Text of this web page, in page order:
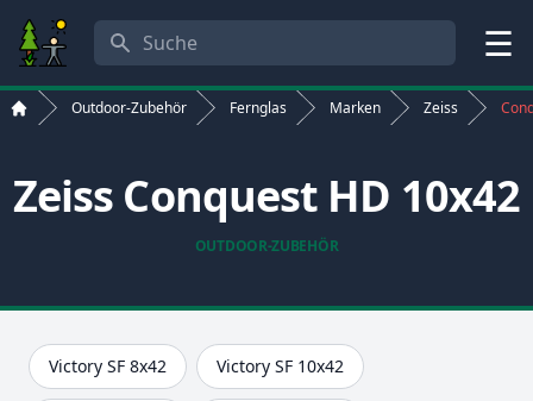
Suche
Menü
Start
Outdoor-Zubehör Fernglas Marken Zeiss
Zeiss Conquest HD 10x42
OUTDOOR-ZUBEHÖR
Victory SF 8x42 Victory SF 10x42